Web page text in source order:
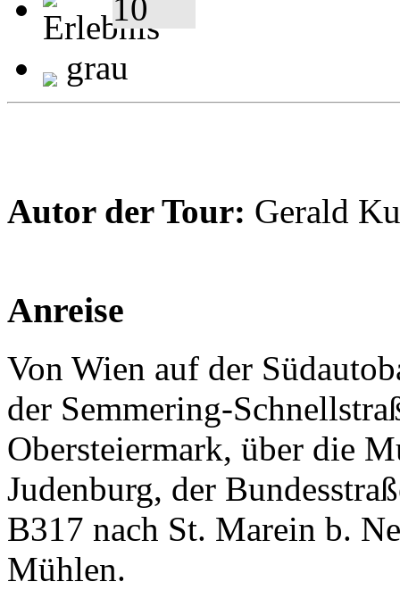
grau
Autor der Tour: Gerald
Anreise
Von Wien auf der
der Semmering-
Obersteiermark, über die
Judenburg, der
B317 nach St. Marein b.
Mühlen.